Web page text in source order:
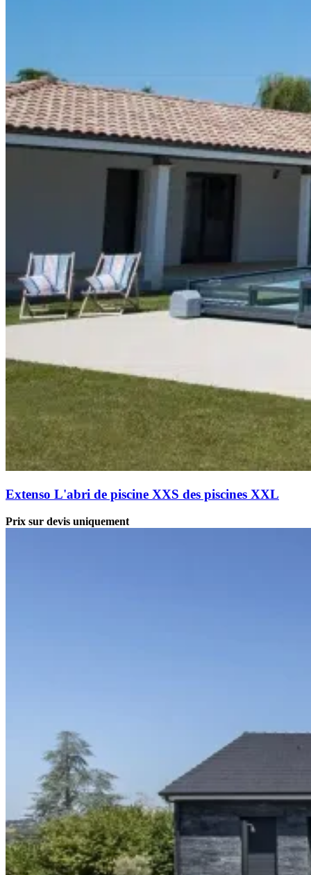
Extenso L'abri de piscine XXS des piscines XXL
Prix sur devis uniquement